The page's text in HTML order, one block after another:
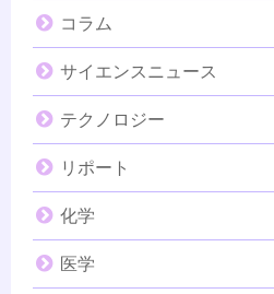
コラム
サイエンスニュース
テクノロジー
リポート
化学
医学